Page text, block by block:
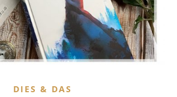
DIES & DAS